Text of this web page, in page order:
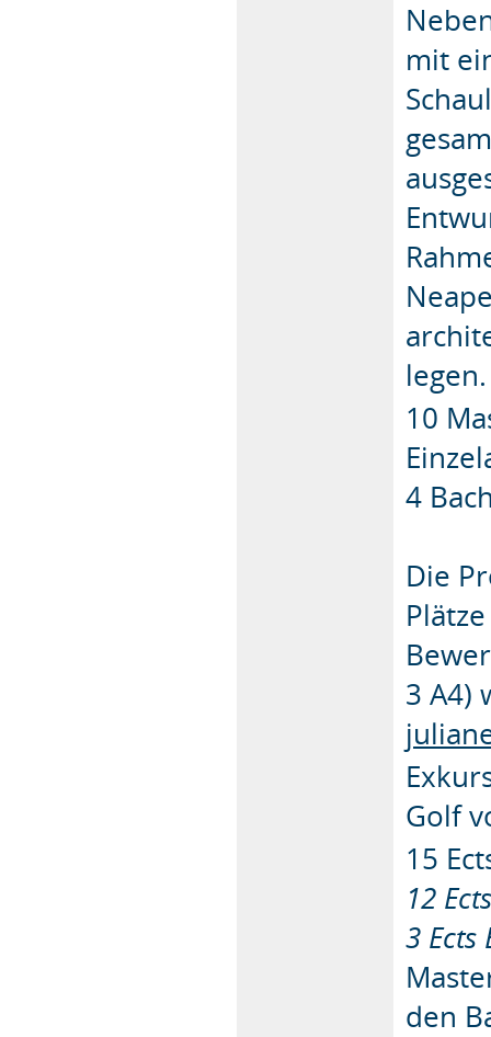
mit
legen.
10
4
Die
3 A4)
Golf
15
12
3 Ects
den